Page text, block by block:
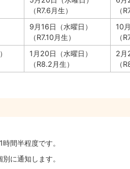
（R7.6月生）
（
9月16日（水曜日）
（R7.10月生）
10
（
1月20日（水曜日）
（R8.2月生）
2月
（
間半程度です。
に通知します。